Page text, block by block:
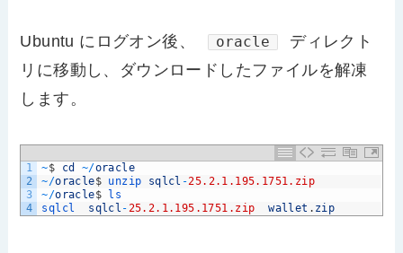
Ubuntu にログオン後、 oracle
ディレクト
リに移動し、ダウンロードしたファイルを解凍
します。
1
2
3
4
~$ cd ~/oracle
~/oracle$ unzip sqlcl -25.2.1.195.1751.zip
~/oracle$
ls
sqlcl sqlcl -25.2.1.195.1751.zip wallet . zip